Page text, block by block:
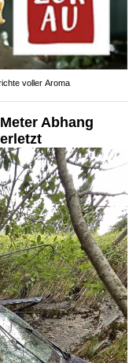
voller Aroma
Abhang